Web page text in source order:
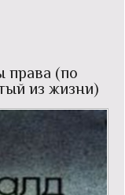
права (по
из жизни)